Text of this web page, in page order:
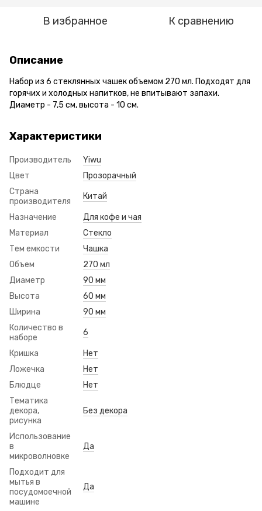
В избранное К сравнению
Описание
Набор из 6 стеклянных чашек объемом 270 мл. Подходят для
горячих и холодных напитков, не впитывают запахи.
Диаметр - 7,5 см, высота - 10 см.
Характеристики
Производитель
Yiwu
Цвет
Прозорачный
Страна
производителя
Китай
Назначение
Для кофе и чая
Материал
Стекло
Тем емкости
Чашка
Объем
270 мл
Диаметр
90 мм
Высота
60 мм
Ширина
90 мм
Количество в
наборе
6
Кришка
Нет
Ложечка
Нет
Блюдце
Нет
Тематика
декора,
рисунка
Без декора
Использование
в
микроволновке
Да
Подходит для
мытья в
посудомоечной
машине
Да